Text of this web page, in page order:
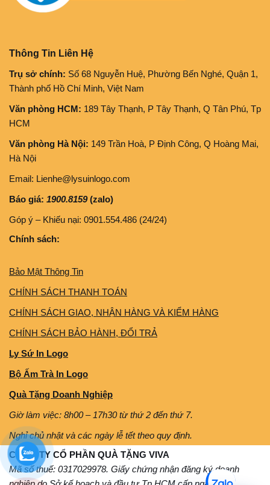
Thông Tin Liên Hệ
Trụ sở chính: Số 68 Nguyễn Huệ, Phường Bến Nghé, Quận 1,
Thành phố Hồ Chí Minh, Việt Nam
Văn phòng HCM: 189 Tây Thạnh, P Tây Thạnh, Q Tân Phú, Tp
HCM
Văn phòng Hà Nội: 149 Trần Hoà, P Định Công, Q Hoàng Mai,
Hà Nội
Email: Lienhe@lysuinlogo.com
Báo giá: 1900.8159(zalo)
Góp ý – Khiếu nại: 0901.554.486 (24/24)
Chính sách:
Bảo Mật Thông Tin
CHÍNH SÁCH THANH TOÁN
CHÍNH SÁCH GIAO, NHẬN HÀNG VÀ KIỂM HÀNG
CHÍNH SÁCH BẢO HÀNH, ĐỔI TRẢ
Ly Sứ In Logo
Bộ Ấm Trà In Logo
Quà Tặng Doanh Nghiệp
Giờ làm việc: 8h00 – 17h30 từ thứ 2 đến thứ 7.
Nghỉ chủ nhật và các ngày lễ tết theo quy định.
CÔNG TY CỔ PHẦN QUÀ TẶNG VIVA
Mã số thuế: 0317029978. Giấy chứng nhận đăng ký doanh